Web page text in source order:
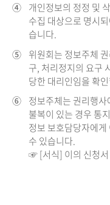
④ 개인정보의 정정 및
수집 대상으로 명시
습니다.
⑤ 위원회는 정보주체
구, 처리정지의 요구
당한 대리인임을 확
⑥ 정보주체는 권리행
불복이 있는 경우 통
정보 보호담당자에
수 있습니다.
☞ [서식] 이의 신청서